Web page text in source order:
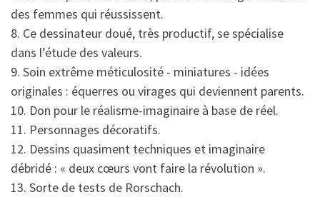
des femmes qui réussissent.
8. Ce dessinateur doué, très productif, se spécialise
dans l’étude des valeurs.
9. Soin extrême méticulosité - miniatures - idées
originales : équerres ou virages qui deviennent parents.
10. Don pour le réalisme-imaginaire à base de réel.
11. Personnages décoratifs.
12. Dessins quasiment techniques et imaginaire
débridé : « deux cœurs vont faire la révolution ».
13. Sorte de tests de Rorschach.